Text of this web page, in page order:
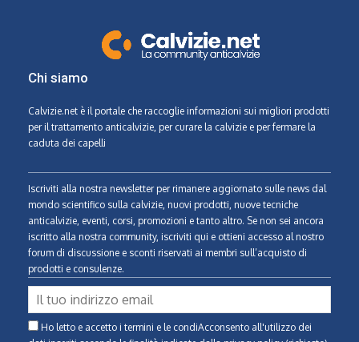
Chi siamo
Calvizie.net è il portale che raccoglie informazioni sui migliori prodotti
per il trattamento anticalvizie, per curare la calvizie e per fermare la
caduta dei capelli
Iscriviti alla nostra newsletter per rimanere aggiornato sulle news dal
mondo scientifico sulla calvizie, nuovi prodotti, nuove tecniche
anticalvizie, eventi, corsi, promozioni e tanto altro. Se non sei ancora
iscritto alla nostra community, iscriviti qui e ottieni accesso al nostro
forum di discussione e sconti riservati ai membri sull’acquisto di
prodotti e consulenze.
Ho letto e accetto i termini e le condiAcconsento all'utilizzo dei